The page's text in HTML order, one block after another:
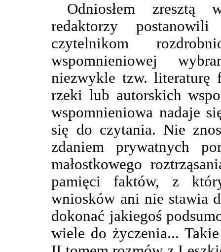
Odniosłem zresztą
redaktorzy
czytelnikom
wspomnieniowej
niezwykle tzw. literaturę
rzeki lub autorskich
wspomnieniowa nadaje
się do czytania. Nie
zdaniem prywatnych
małostkowego
pamięci faktów, z
wniosków ani nie stawia
dokonać jakiegoś
wiele do życzenia...